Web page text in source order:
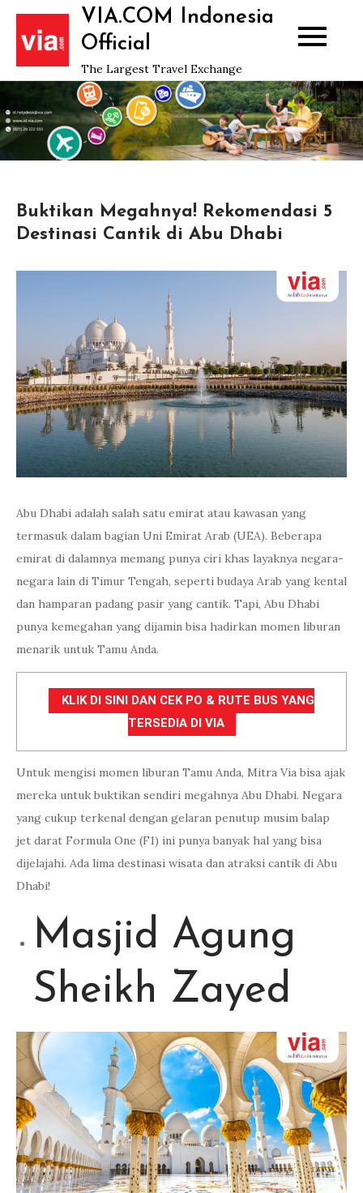
Skip
content
VIA.COM Indonesia
Official
The Largest Travel Exchange
Buktikan Megahnya! Rekomendasi 5
Destinasi Cantik di Abu Dhabi
Abu Dhabi adalah salah satu emirat atau kawasan yang
termasuk dalam bagian Uni Emirat Arab (UEA). Beberapa
emirat di dalamnya memang punya ciri khas layaknya negara-
negara lain di Timur Tengah, seperti budaya Arab yang kental
dan hamparan padang pasir yang cantik. Tapi, Abu Dhabi
punya kemegahan yang dijamin bisa hadirkan momen liburan
menarik untuk Tamu Anda.
KLIK DI SINI DAN CEK PO & RUTE BUS YANG
TERSEDIA DI VIA
Untuk mengisi momen liburan Tamu Anda, Mitra Via bisa ajak
mereka untuk buktikan sendiri megahnya Abu Dhabi. Negara
yang cukup terkenal dengan gelaran penutup musim balap
jet darat Formula One (F1) ini punya banyak hal yang bisa
dijelajahi. Ada lima destinasi wisata dan atraksi cantik di Abu
Dhabi!
Masjid Agung
Sheikh Zayed